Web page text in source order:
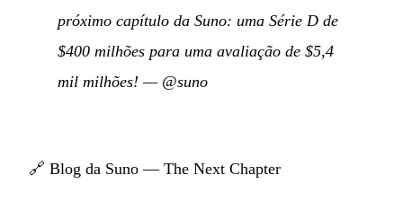
próximo capítulo da Suno: uma Série D de
$400 milhões para uma avaliação de $5,4
mil milhões! — @suno
🔗 Blog da Suno — The Next Chapter